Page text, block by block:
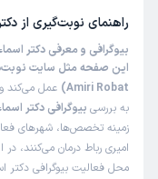
راهنمای نوبت‌گیری از
بیوگرافی و معرفی دکتر
Amiri Robat) عمل می‌کند
به بررسی بیوگرافی دکتر
زمینه تخصص‌ها، شهرهای
امیری رباط درمان می‌کنند،
محل فعالیت بیوگرافی دکتر